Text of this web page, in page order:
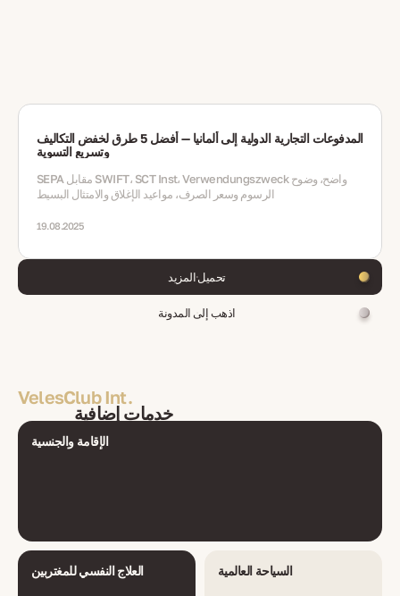
المدفوعات التجارية الدولية إلى ألمانيا — أفضل 5 طرق لخفض التكاليف
وتسريع التسوية
SEPA مقابل SWIFT، SCT Inst، Verwendungszweck واضح، وضوح
الرسوم وسعر الصرف، مواعيد الإغلاق والامتثال البسيط
19.08.2025
تحميل المزيد
اذهب إلى المدونة
VelesClub Int.
خدمات إضافية
الإقامة والجنسية
العلاج النفسي للمغتربين السياحة العالمية